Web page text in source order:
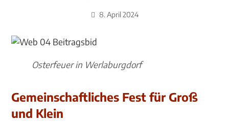
8. April 2024
Osterfeuer in Werlaburgdorf
Gemeinschaftliches Fest für Groß
und Klein